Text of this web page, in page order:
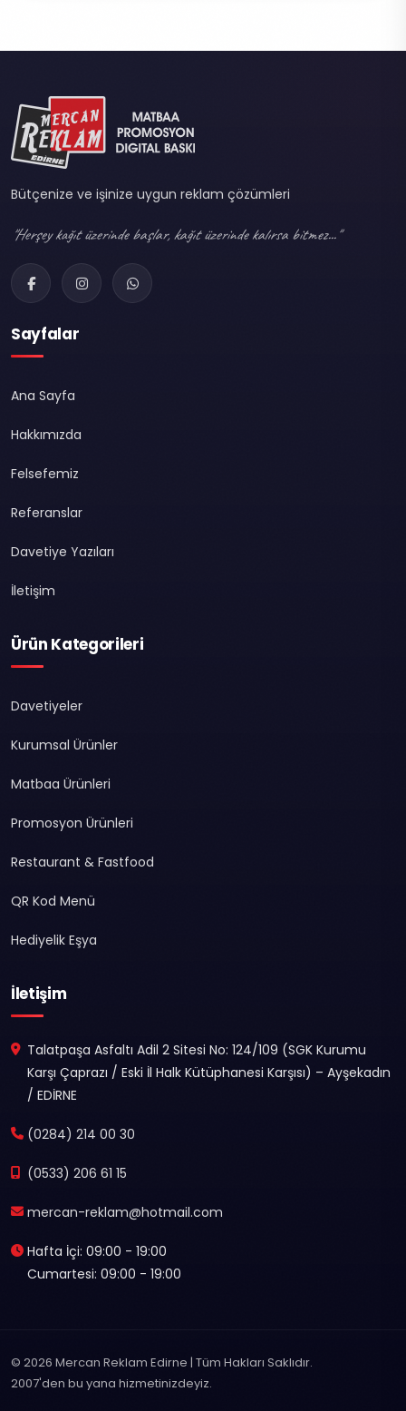
Bütçenize ve işinize uygun reklam çözümleri
"Herşey kağıt üzerinde başlar, kağıt üzerinde kalırsa bitmez..."
Sayfalar
Ana Sayfa
Hakkımızda
Felsefemiz
Referanslar
Davetiye Yazıları
İletişim
Ürün Kategorileri
Davetiyeler
Kurumsal Ürünler
Matbaa Ürünleri
Promosyon Ürünleri
Restaurant & Fastfood
QR Kod Menü
Hediyelik Eşya
İletişim
Talatpaşa Asfaltı Adil 2 Sitesi No: 124/109 (SGK Kurumu
Karşı Çaprazı / Eski İl Halk Kütüphanesi Karşısı) – Ayşekadın
/ EDİRNE
(0284) 214 00 30
(0533) 206 61 15
mercan-reklam@hotmail.com
Hafta İçi: 09:00 - 19:00
Cumartesi: 09:00 - 19:00
© 2026 Mercan Reklam Edirne | Tüm Hakları Saklıdır.
2007'den bu yana hizmetinizdeyiz.